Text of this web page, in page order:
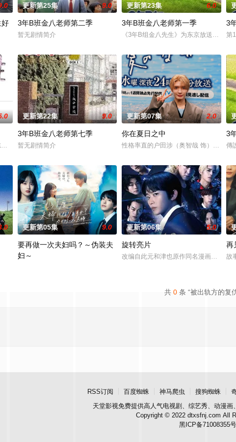
好
更新第25集 9.0
3年B班金八老师第二季
暂无剧情简介
更新第23集 6.0
3年B班金八老师第一季
《3年B组金八先生》为东京放送（TBS
3
第
両親が桜中学校にやってきた。孝志の夏休みの課題の絵に対する
更新第22集 9.0
3年B班金八老师第七季
暂无剧情简介
更新第07集 2.0
你在夏日之中
性格率直的户田涉（奥智哉 饰）与校园
3
傳
更新第05集 9.0
要再做一次夫妇吗？～伪装夫
妇～
更新第06集 5.0
旋转亮片
改编自此元和津也原作同名漫画。不起
再
故
共 0 条 “被出轨方的复
RSS订阅 百度蜘蛛 神马爬虫 搜狗蜘蛛
天堂影视免费提供高人气电视剧、综艺秀、动漫
Copyright © 2022 dtxsfnj.com All
黑ICP备71008355号